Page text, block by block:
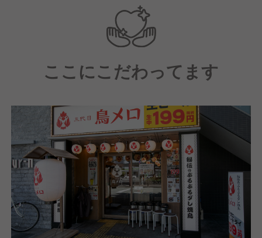
中途入社者向けの研修（店舗技術の基礎知識、社内制
度、理念を学ぶ）を受講頂きます。
キッチン業務やホール業務、運営業務を学んでいただ
きながら、店長としての一連の業務を学んでいただき
【その後は】約1年～3年の間に店長に昇進し、店舗の
運営を行っていただきます。
【店長になった後は】
実は多様なキャリアパスがあります。（例）本部の管
理部門やマーケティング・店舗開発等
ここにこだわってます